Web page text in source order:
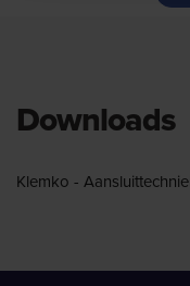
Downloads
Klemko -